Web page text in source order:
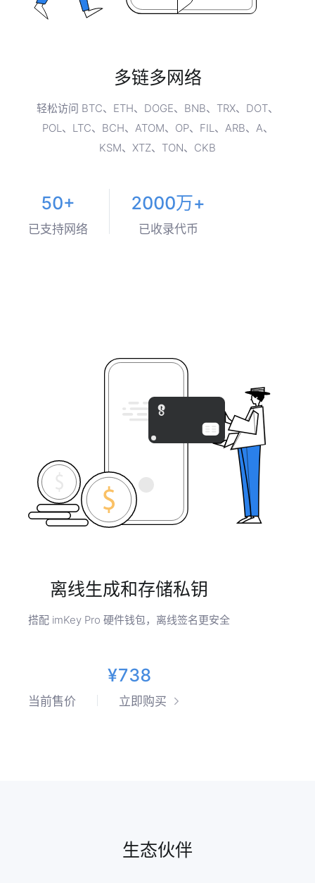
多链多网络
轻松访问 BTC、ETH、DOGE、BNB、TRX、DOT、
POL、LTC、BCH、ATOM、OP、FIL、ARB、A、
KSM、XTZ、TON、CKB
50+
已支持网络
2000万+
已收录代币
离线生成和存储私钥
搭配 imKey Pro 硬件钱包，离线签名更安全
¥738
当前售价 立即购买
生态伙伴